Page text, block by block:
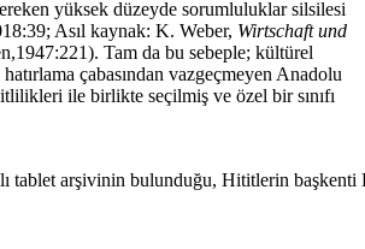
yüksek düzeyde sorumluluklar silsilesi
Asıl kaynak: K. Weber, Wirtschaft und
Tam da bu sebeple; kültürel
çabasından vazgeçmeyen Anadolu
ile birlikte seçilmiş ve özel bir sınıfı
tablet arşivinin bulunduğu, Hititlerin